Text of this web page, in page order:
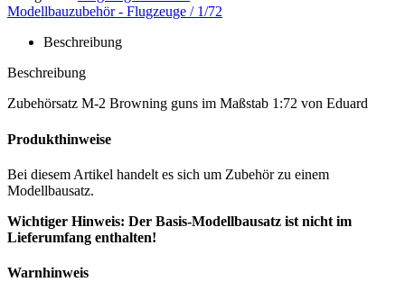
Modellbauzubehör - Flugzeuge / 1/72
Beschreibung
Beschreibung
Zubehörsatz M-2 Browning guns im Maßstab 1:72 von Eduard
Produkthinweise
Bei diesem Artikel handelt es sich um Zubehör zu einem
Modellbausatz.
Wichtiger Hinweis: Der Basis-Modellbausatz ist nicht im
Lieferumfang enthalten!
Warnhinweis